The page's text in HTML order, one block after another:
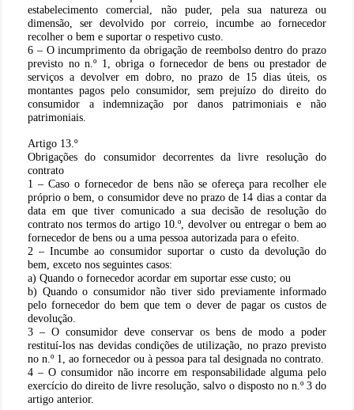
estabelecimento comercial, não puder, pela sua natureza ou
dimensão, ser devolvido por correio, incumbe ao fornecedor
recolher o bem e suportar o respetivo custo.
6 – O incumprimento da obrigação de reembolso dentro do prazo
previsto no n.º 1, obriga o fornecedor de bens ou prestador de
serviços a devolver em dobro, no prazo de 15 dias úteis, os
montantes pagos pelo consumidor, sem prejuízo do direito do
consumidor a indemnização por danos patrimoniais e não
patrimoniais.
Artigo 13.º
Obrigações do consumidor decorrentes da livre resolução do
contrato
1 – Caso o fornecedor de bens não se ofereça para recolher ele
próprio o bem, o consumidor deve no prazo de 14 dias a contar da
data em que tiver comunicado a sua decisão de resolução do
contrato nos termos do artigo 10.º, devolver ou entregar o bem ao
fornecedor de bens ou a uma pessoa autorizada para o efeito.
2 – Incumbe ao consumidor suportar o custo da devolução do
bem, exceto nos seguintes casos:
a) Quando o fornecedor acordar em suportar esse custo; ou
b) Quando o consumidor não tiver sido previamente informado
pelo fornecedor do bem que tem o dever de pagar os custos de
devolução.
3 – O consumidor deve conservar os bens de modo a poder
restituí-los nas devidas condições de utilização, no prazo previsto
no n.º 1, ao fornecedor ou à pessoa para tal designada no contrato.
4 – O consumidor não incorre em responsabilidade alguma pelo
exercício do direito de livre resolução, salvo o disposto no n.º 3 do
artigo anterior.